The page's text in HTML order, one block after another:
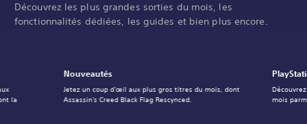
Découvrez les plus grandes sorties du mois, les
fonctionnalités dédiées, les guides et bien plus encore.
Nouveautés
Jetez un coup d'œil aux plus gros titres du mois, dont
Assassin's Creed Black Flag Rescynced.
mois
la